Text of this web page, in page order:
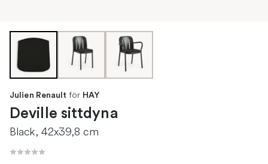
Julien Renault för HAY
Deville sittdyna
Black, 42x39,8 cm